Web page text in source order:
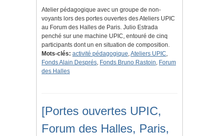
Atelier pédagogique avec un groupe de non-
voyants lors des portes ouvertes des Ateliers UPIC
au Forum des Halles de Paris. Julio Estrada
penché sur une machine UPIC, entouré de cinq
participants dont un en situation de composition.
Mots-clés: activité pédagogique,Ateliers UPIC,
Fonds Alain Després, Fonds Bruno Rastoin, Forum
des Halles
[Portes ouvertes UPIC,
Forum des Halles, Paris,